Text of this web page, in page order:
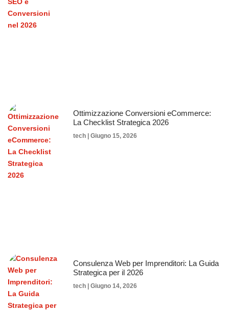
Ottimizzazione Conversioni eCommerce:
La Checklist Strategica 2026
tech Giugno 15, 2026
Consulenza Web per Imprenditori: La Guida
Strategica per il 2026
tech Giugno 14, 2026